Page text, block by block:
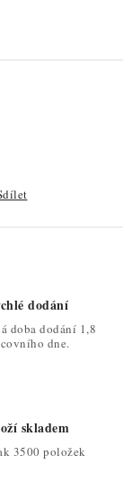
dodání
doba dodání 1,8
dne.
skladem
3500 položek